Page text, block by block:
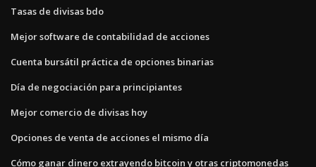
Tasas de divisas bdo
Mejor software de contabilidad de acciones
Cuenta bursátil práctica de opciones binarias
Día de negociación para principiantes
Mejor comercio de divisas hoy
Opciones de venta de acciones el mismo día
Cómo ganar dinero extrayendo bitcoin y otras criptomonedas